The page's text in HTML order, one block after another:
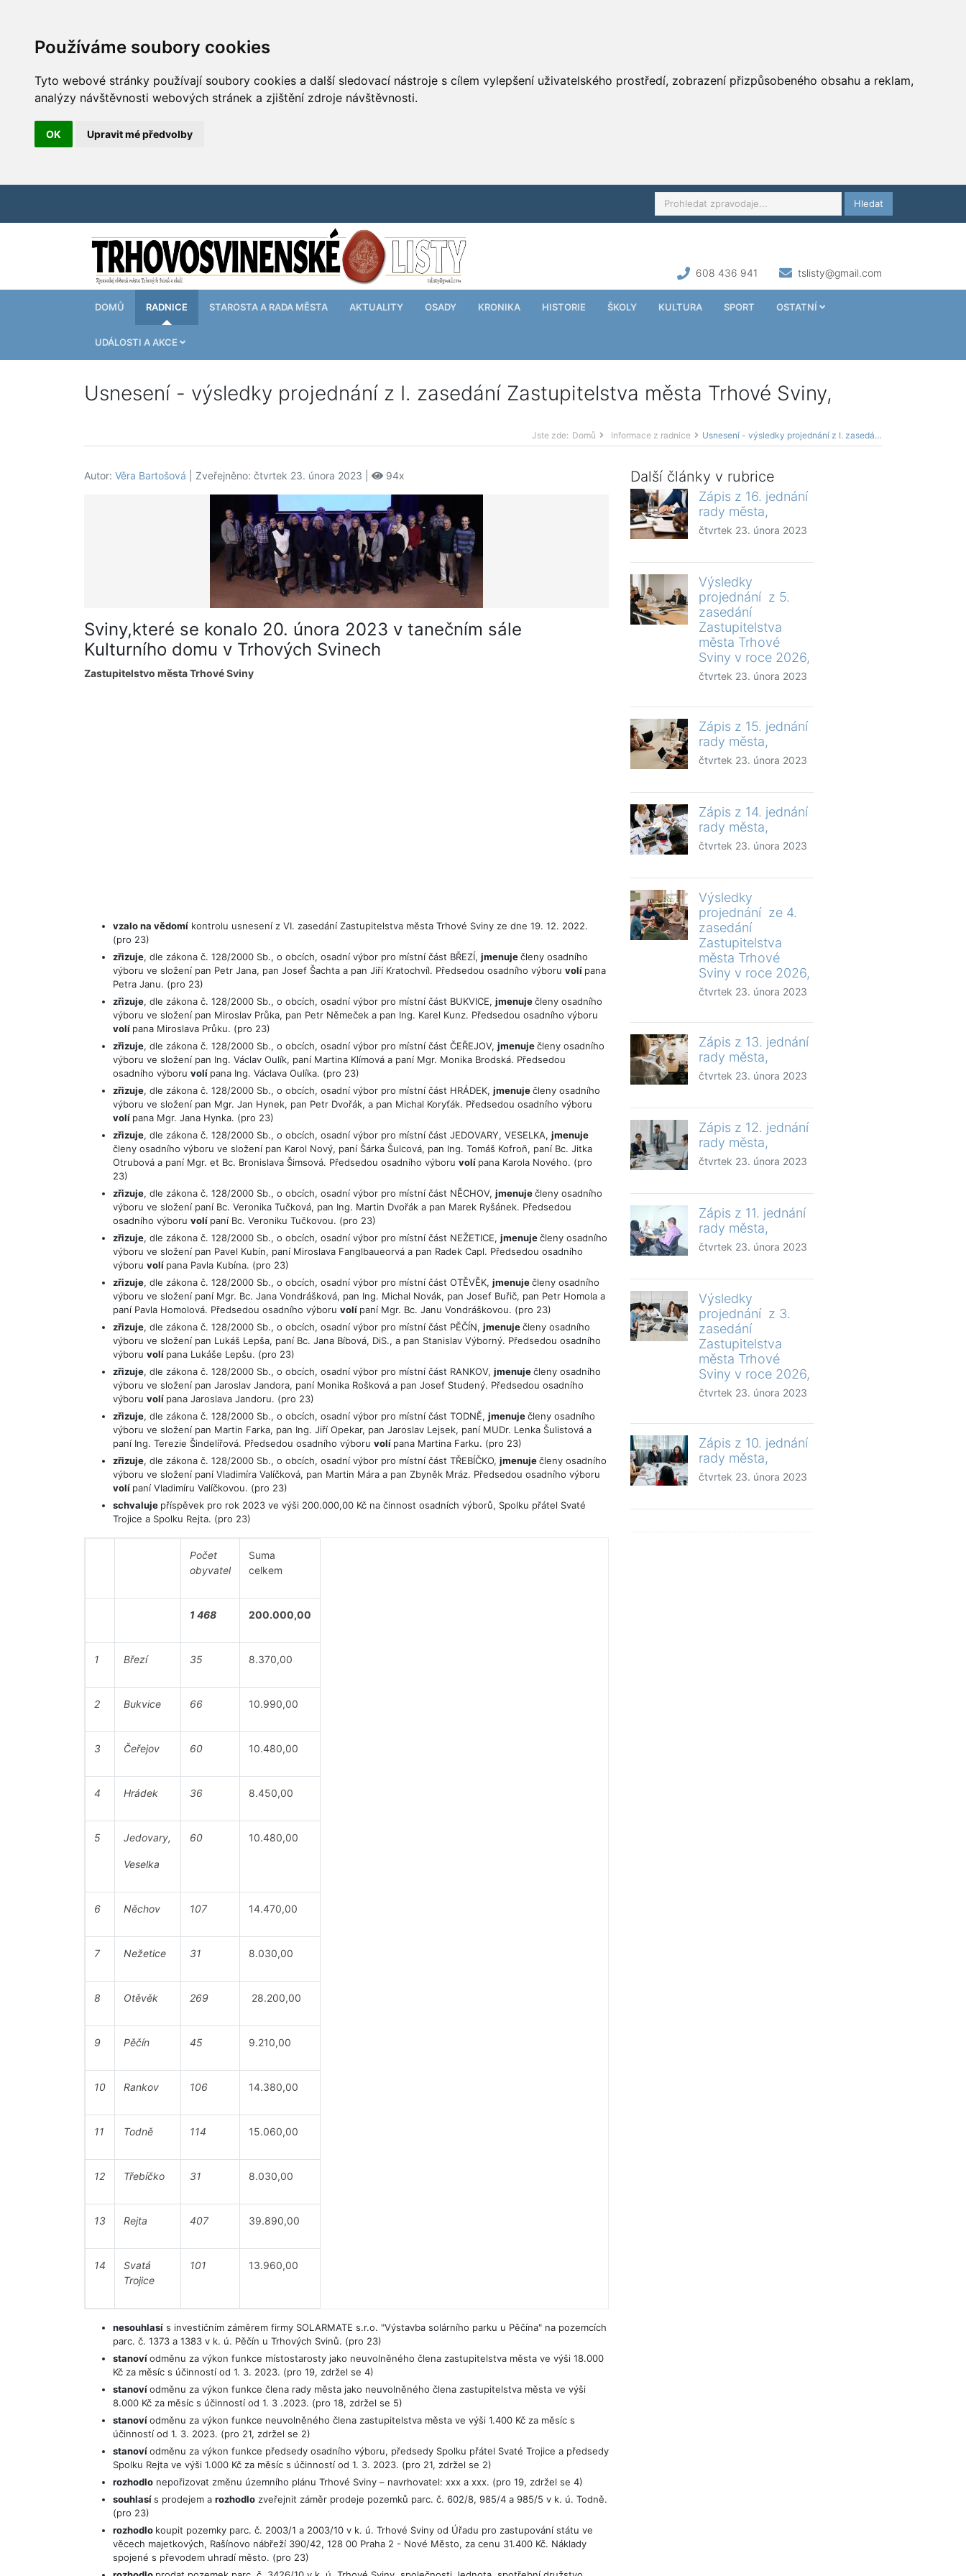
Používáme soubory cookies
Tyto webové stránky používají soubory cookies a další sledovací nástroje s cílem vylepšení uživatelského prostředí, zobrazení přizpůsobeného obsahu a reklam,
analýzy návštěvnosti webových stránek a zjištění zdroje návštěvnosti.
OK Upravit mé předvolby
Hledat
608 436 941 tslisty@gmail.com
DOMŮ RADNICE STAROSTA A RADA MĚSTA AKTUALITY OSADY KRONIKA HISTORIE ŠKOLY KULTURA SPORT OSTATNÍ
UDÁLOSTI A AKCE
Usnesení - výsledky projednání z I. zasedání Zastupitelstva města Trhové Sviny,
Jste zde: Domů Informace z radnice Usnesení - výsledky projednání z I. zasedání Zastupitelstva města Trhové Sviny,
Autor: Věra Bartošová | Zveřejněno: čtvrtek 23. února 2023 | 94x
Sviny,které se konalo 20. února 2023 v tanečním sále
Kulturního domu v Trhových Svinech
Zastupitelstvo města Trhové Sviny
vzalo na vědomí kontrolu usnesení z VI. zasedání Zastupitelstva města Trhové Sviny ze dne 19. 12. 2022.
(pro 23)
zřizuje, dle zákona č. 128/2000 Sb., o obcích, osadní výbor pro místní část BŘEZÍ, jmenuječleny osadního
výboru ve složení pan Petr Jana, pan Josef Šachta a pan Jiří Kratochvíl. Předsedou osadního výboru volí pana
Petra Janu. (pro 23)
zřizuje, dle zákona č. 128/2000 Sb., o obcích, osadní výbor pro místní část BUKVICE, jmenuječleny osadního
výboru ve složení pan Miroslav Průka, pan Petr Němeček a pan Ing. Karel Kunz. Předsedou osadního výboru
volí pana Miroslava Průku. (pro 23)
zřizuje, dle zákona č. 128/2000 Sb., o obcích, osadní výbor pro místní část ČEŘEJOV, jmenuječleny osadního
výboru ve složení pan Ing. Václav Oulík, paní Martina Klímová a paní Mgr. Monika Brodská. Předsedou
osadního výboru volí pana Ing. Václava Oulíka. (pro 23)
zřizuje, dle zákona č. 128/2000 Sb., o obcích, osadní výbor pro místní část HRÁDEK, jmenuječleny osadního
výboru ve složení pan Mgr. Jan Hynek, pan Petr Dvořák, a pan Michal Koryťák. Předsedou osadního výboru
volí pana Mgr. Jana Hynka. (pro 23)
zřizuje, dle zákona č. 128/2000 Sb., o obcích, osadní výbor pro místní část JEDOVARY, VESELKA, jmenuje
členy osadního výboru ve složení pan Karol Nový, paní Šárka Šulcová, pan Ing. Tomáš Kofroň, paní Bc. Jitka
Otrubová a paní Mgr. et Bc. Bronislava Šimsová. Předsedou osadního výboru volí pana Karola Nového. (pro
23)
zřizuje, dle zákona č. 128/2000 Sb., o obcích, osadní výbor pro místní část NĚCHOV, jmenuječleny osadního
výboru ve složení paní Bc. Veronika Tučková, pan Ing. Martin Dvořák a pan Marek Ryšánek. Předsedou
osadního výboru volí paní Bc. Veroniku Tučkovou. (pro 23)
zřizuje, dle zákona č. 128/2000 Sb., o obcích, osadní výbor pro místní část NEŽETICE, jmenuječleny osadního
výboru ve složení pan Pavel Kubín, paní Miroslava Fanglbaueorvá a pan Radek Capl. Předsedou osadního
výboru volí pana Pavla Kubína. (pro 23)
zřizuje, dle zákona č. 128/2000 Sb., o obcích, osadní výbor pro místní část OTĚVĚK, jmenuječleny osadního
výboru ve složení paní Mgr. Bc. Jana Vondrášková, pan Ing. Michal Novák, pan Josef Buřič, pan Petr Homola a
paní Pavla Homolová. Předsedou osadního výboru volí paní Mgr. Bc. Janu Vondráškovou. (pro 23)
zřizuje, dle zákona č. 128/2000 Sb., o obcích, osadní výbor pro místní část PĚČÍN, jmenuječleny osadního
výboru ve složení pan Lukáš Lepša, paní Bc. Jana Bíbová, DiS., a pan Stanislav Výborný. Předsedou osadního
výboru volí pana Lukáše Lepšu. (pro 23)
zřizuje, dle zákona č. 128/2000 Sb., o obcích, osadní výbor pro místní část RANKOV, jmenuječleny osadního
výboru ve složení pan Jaroslav Jandora, paní Monika Rošková a pan Josef Studený. Předsedou osadního
výboru volí pana Jaroslava Jandoru. (pro 23)
zřizuje, dle zákona č. 128/2000 Sb., o obcích, osadní výbor pro místní část TODNĚ, jmenuječleny osadního
výboru ve složení pan Martin Farka, pan Ing. Jiří Opekar, pan Jaroslav Lejsek, paní MUDr. Lenka Šulistová a
paní Ing. Terezie Šindelířová. Předsedou osadního výboru volí pana Martina Farku. (pro 23)
zřizuje, dle zákona č. 128/2000 Sb., o obcích, osadní výbor pro místní část TŘEBÍČKO, jmenuječleny osadního
výboru ve složení paní Vladimíra Valíčková, pan Martin Mára a pan Zbyněk Mráz. Předsedou osadního výboru
volí paní Vladimíru Valíčkovou. (pro 23)
schvaluje příspěvek pro rok 2023 ve výši 200.000,00 Kč na činnost osadních výborů, Spolku přátel Svaté
Trojice a Spolku Rejta. (pro 23)
Počet
obyvatel
Suma
celkem
1 468 200.000,00
1 Březí 35 8.370,00
2 Bukvice 66 10.990,00
3 Čeřejov 60 10.480,00
4 Hrádek 36 8.450,00
5 Jedovary,
Veselka
60 10.480,00
6 Něchov 107 14.470,00
7 Nežetice 31 8.030,00
8 Otěvěk 269 28.200,00
9 Pěčín 45 9.210,00
10 Rankov 106 14.380,00
11 Todně 114 15.060,00
12 Třebíčko 31 8.030,00
13 Rejta 407 39.890,00
14
Svatá
Trojice
101 13.960,00
nesouhlasí s investičním záměrem firmy SOLARMATE s.r.o. "Výstavba solárního parku u Pěčína" na pozemcích
parc. č. 1373 a 1383 v k. ú. Pěčín u Trhových Svinů. (pro 23)
stanovíodměnu za výkon funkce místostarosty jako neuvolněného člena zastupitelstva města ve výši 18.000
Kč za měsíc s účinností od 1. 3. 2023. (pro 19, zdržel se 4)
stanovíodměnu za výkon funkce člena rady města jako neuvolněného člena zastupitelstva města ve výši
8.000 Kč za měsíc s účinností od 1. 3 .2023. (pro 18, zdržel se 5)
stanovíodměnu za výkon funkce neuvolněného člena zastupitelstva města ve výši 1.400 Kč za měsíc s
účinností od 1. 3. 2023. (pro 21, zdržel se 2)
stanovíodměnu za výkon funkce předsedy osadního výboru, předsedy Spolku přátel Svaté Trojice a předsedy
Spolku Rejta ve výši 1.000 Kč za měsíc s účinností od 1. 3. 2023. (pro 21, zdržel se 2)
rozhodlo nepořizovat změnu územního plánu Trhové Sviny – navrhovatel: xxx a xxx. (pro 19, zdržel se 4)
souhlasís prodejem a rozhodlo zveřejnit záměr prodeje pozemků parc. č. 602/8, 985/4 a 985/5 v k. ú. Todně.
(pro 23)
rozhodlo koupit pozemky parc. č. 2003/1 a 2003/10 v k. ú. Trhové Sviny od Úřadu pro zastupování státu ve
věcech majetkových, Rašínovo nábřeží 390/42, 128 00 Praha 2 - Nové Město, za cenu 31.400 Kč. Náklady
spojené s převodem uhradí město. (pro 23)
Další články v rubrice
Zápis z 16. jednání
rady města,
čtvrtek 23. února 2023
Výsledky
projednání z 5.
zasedání
Zastupitelstva
města Trhové
Sviny v roce 2026,
čtvrtek 23. února 2023
Zápis z 15. jednání
rady města,
čtvrtek 23. února 2023
Zápis z 14. jednání
rady města,
čtvrtek 23. února 2023
Výsledky
projednání ze 4.
zasedání
Zastupitelstva
města Trhové
Sviny v roce 2026,
čtvrtek 23. února 2023
Zápis z 13. jednání
rady města,
čtvrtek 23. února 2023
Zápis z 12. jednání
rady města,
čtvrtek 23. února 2023
Zápis z 11. jednání
rady města,
čtvrtek 23. února 2023
Výsledky
projednání z 3.
zasedání
Zastupitelstva
města Trhové
Sviny v roce 2026,
čtvrtek 23. února 2023
Zápis z 10. jednání
rady města,
čtvrtek 23. února 2023